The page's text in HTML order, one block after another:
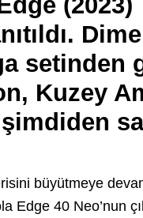
setinden
Kuzey
büyütmeye
Edge 40 Neo’nun